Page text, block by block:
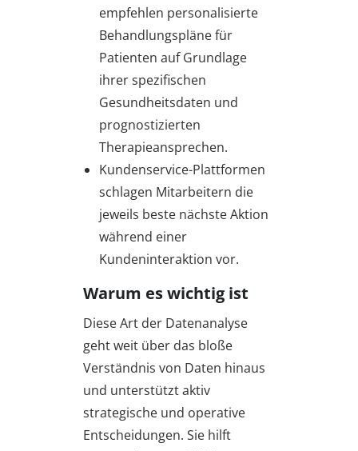
empfehlen personalisierte
Behandlungspläne für
Patienten auf Grundlage
ihrer spezifischen
Gesundheitsdaten und
prognostizierten
Therapieansprechen.
Kundenservice-Plattformen
schlagen Mitarbeitern die
jeweils beste nächste Aktion
während einer
Kundeninteraktion vor.
Warum es wichtig ist
Diese Art der Datenanalyse
geht weit über das bloße
Verständnis von Daten hinaus
und unterstützt aktiv
strategische und operative
Entscheidungen. Sie hilft